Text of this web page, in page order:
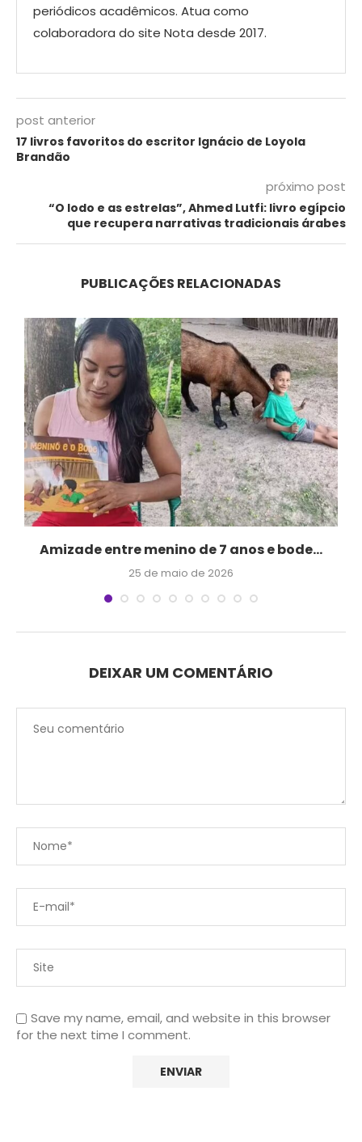
periódicos acadêmicos. Atua como
colaboradora do site Nota desde 2017.
post anterior
17 livros favoritos do escritor Ignácio de Loyola
Brandão
próximo post
“O lodo e as estrelas”, Ahmed Lutfi: livro egípcio
que recupera narrativas tradicionais árabes
PUBLICAÇÕES RELACIONADAS
Amizade entre menino de 7 anos e bode...
25 de maio de 2026
DEIXAR UM COMENTÁRIO
Save my name, email, and website in this browser
for the next time I comment.